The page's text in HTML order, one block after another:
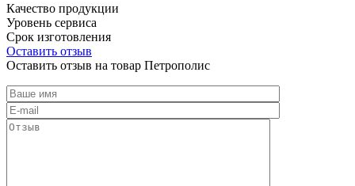
Качество продукции
Уровень сервиса
Срок изготовления
Оставить отзыв
Оставить отзыв на товар Петрополис